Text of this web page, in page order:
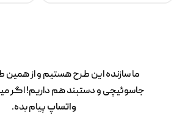
ما سازنده این طرح‌ هستیم و از همین
جاسوئیچی و دستبند هم داریم! اگر
واتساپپیام بده.